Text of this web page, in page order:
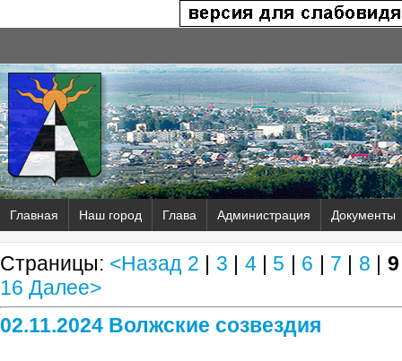
Главная Наш город Глава Администрация Документы
Страницы: <Назад 2 | 3 | 4| 5 | 6 | 7 | 8 | 9
16 Далее>
02.11.2024 Волжские созвездия